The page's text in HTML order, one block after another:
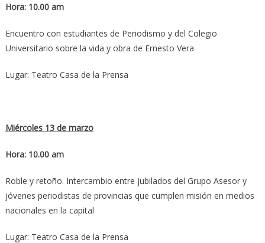
Hora: 10.00 am
Encuentro con estudiantes de Periodismo y del Colegio
Universitario sobre la vida y obra de Ernesto Vera
Lugar: Teatro Casa de la Prensa
Miércoles 13 de marzo
Hora: 10.00 am
Roble y retoño. Intercambio entre jubilados del Grupo Asesor y
jóvenes periodistas de provincias que cumplen misión en medios
nacionales en la capital
Lugar: Teatro Casa de la Prensa